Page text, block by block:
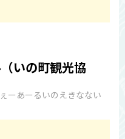
いの町観光協
ーあーるいのえきなない